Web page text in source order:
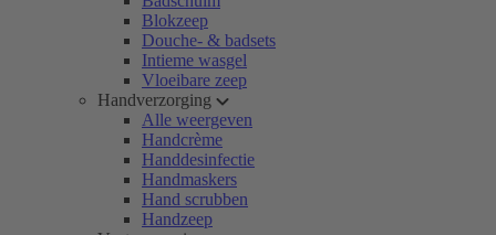
Blokzeep
Douche- & badsets
Intieme wasgel
Vloeibare zeep
Handverzorging
Alle weergeven
Handcrème
Handdesinfectie
Handmaskers
Hand scrubben
Handzeep